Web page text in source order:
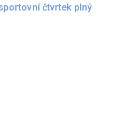
čtvrtek plný